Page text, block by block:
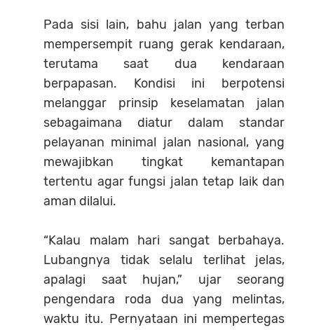
Pada sisi lain, bahu jalan yang terban
mempersempit ruang gerak kendaraan,
terutama saat dua kendaraan
berpapasan. Kondisi ini berpotensi
melanggar prinsip keselamatan jalan
sebagaimana diatur dalam standar
pelayanan minimal jalan nasional, yang
mewajibkan tingkat kemantapan
tertentu agar fungsi jalan tetap laik dan
aman dilalui.
“Kalau malam hari sangat berbahaya.
Lubangnya tidak selalu terlihat jelas,
apalagi saat hujan,” ujar seorang
pengendara roda dua yang melintas,
waktu itu. Pernyataan ini mempertegas